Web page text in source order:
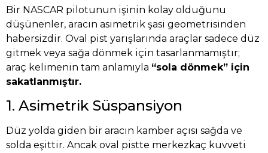
Bir NASCAR pilotunun işinin kolay olduğunu
düşünenler, aracın asimetrik şasi geometrisinden
habersizdir. Oval pist yarışlarında araçlar sadece düz
gitmek veya sağa dönmek için tasarlanmamıştır;
araç kelimenin tam anlamıyla “sola dönmek” için
sakatlanmıştır.
1. Asimetrik Süspansiyon
Düz yolda giden bir aracın kamber açısı sağda ve
solda eşittir. Ancak oval pistte merkezkaç kuvveti